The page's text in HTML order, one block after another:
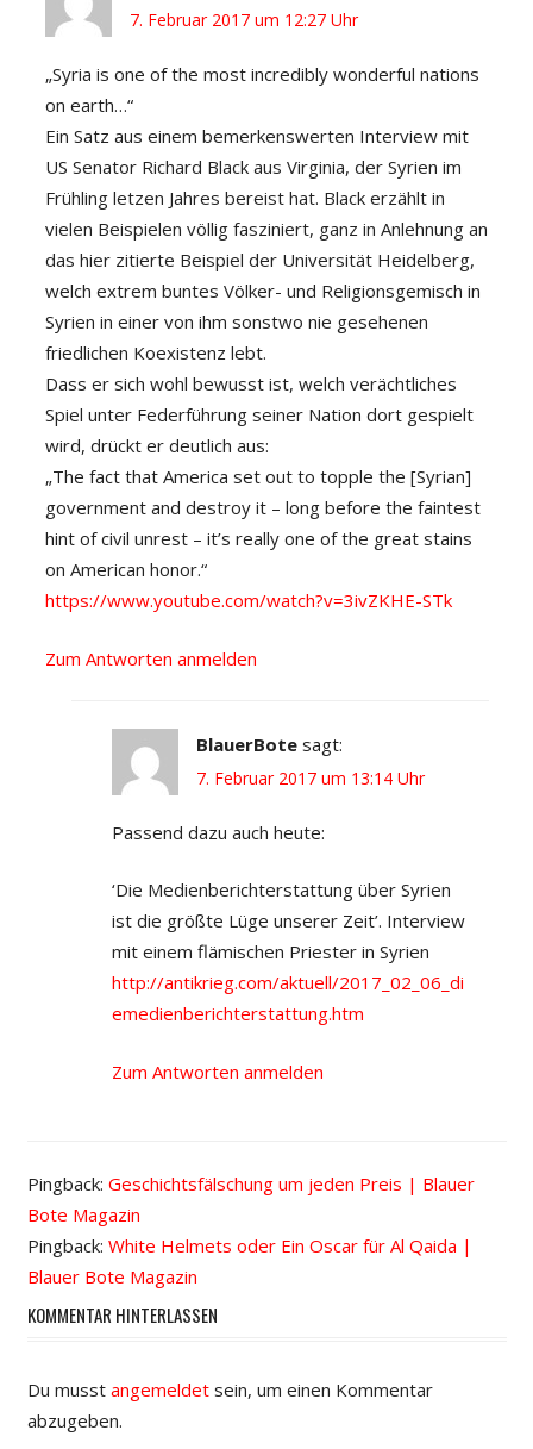
7. Februar 2017 um 12:27 Uhr
„Syria is one of the most incredibly wonderful nations
on earth…“
Ein Satz aus einem bemerkenswerten Interview mit
US Senator Richard Black aus Virginia, der Syrien im
Frühling letzen Jahres bereist hat. Black erzählt in
vielen Beispielen völlig fasziniert, ganz in Anlehnung an
das hier zitierte Beispiel der Universität Heidelberg,
welch extrem buntes Völker- und Religionsgemisch in
Syrien in einer von ihm sonstwo nie gesehenen
friedlichen Koexistenz lebt.
Dass er sich wohl bewusst ist, welch verächtliches
Spiel unter Federführung seiner Nation dort gespielt
wird, drückt er deutlich aus:
„The fact that America set out to topple the [Syrian]
government and destroy it – long before the faintest
hint of civil unrest – it’s really one of the great stains
on American honor.“
https://www.youtube.com/watch?v=3ivZKHE-STk
Zum Antworten anmelden
BlauerBote sagt:
7. Februar 2017 um 13:14 Uhr
Passend dazu auch heute:
‘Die Medienberichterstattung über Syrien
ist die größte Lüge unserer Zeit’. Interview
mit einem flämischen Priester in Syrien
http://antikrieg.com/aktuell/2017_02_06_di
emedienberichterstattung.htm
Zum Antworten anmelden
Pingback: Geschichtsfälschung um jeden Preis | Blauer
Bote Magazin
Pingback: White Helmets oder Ein Oscar für Al Qaida |
Blauer Bote Magazin
KOMMENTAR HINTERLASSEN
Du musst angemeldetsein, um einen Kommentar
abzugeben.